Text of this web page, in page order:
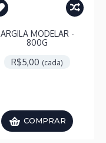
ARGILA MODELAR -
800G
R$5,00 (cada)
COMPRAR